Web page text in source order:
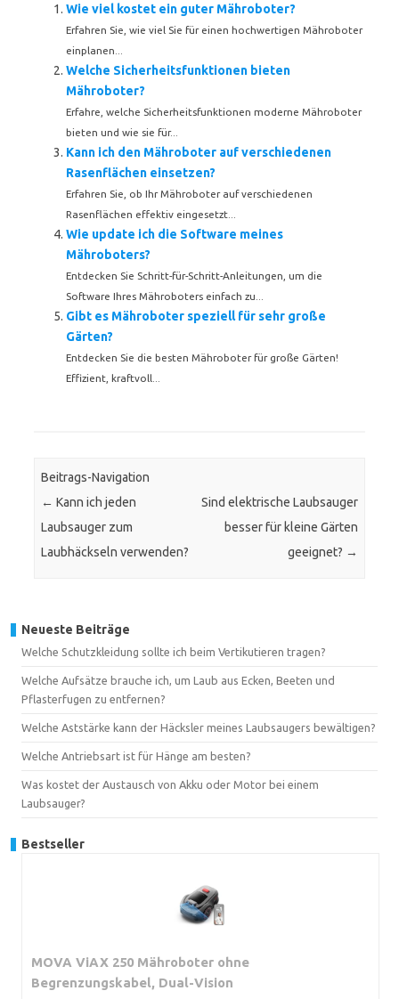
Wie viel kostet ein guter Mähroboter?
Erfahren Sie, wie viel Sie für einen hochwertigen Mähroboter
einplanen...
Welche Sicherheitsfunktionen bieten
Mähroboter?
Erfahre, welche Sicherheitsfunktionen moderne Mähroboter
bieten und wie sie für...
Kann ich den Mähroboter auf verschiedenen
Rasenflächen einsetzen?
Erfahren Sie, ob Ihr Mähroboter auf verschiedenen
Rasenflächen effektiv eingesetzt...
Wie update ich die Software meines
Mähroboters?
Entdecken Sie Schritt-für-Schritt-Anleitungen, um die
Software Ihres Mähroboters einfach zu...
Gibt es Mähroboter speziell für sehr große
Gärten?
Entdecken Sie die besten Mähroboter für große Gärten!
Effizient, kraftvoll...
Beitrags-Navigation
← Kann ich jeden
Laubsauger zum
Laubhäckseln verwenden?
Sind elektrische Laubsauger
besser für kleine Gärten
geeignet? →
Neueste Beiträge
Welche Schutzkleidung sollte ich beim Vertikutieren tragen?
Welche Aufsätze brauche ich, um Laub aus Ecken, Beeten und
Pflasterfugen zu entfernen?
Welche Aststärke kann der Häcksler meines Laubsaugers bewältigen?
Welche Antriebsart ist für Hänge am besten?
Was kostet der Austausch von Akku oder Motor bei einem
Laubsauger?
Bestseller
MOVA ViAX 250 Mähroboter ohne
Begrenzungskabel, Dual-Vision